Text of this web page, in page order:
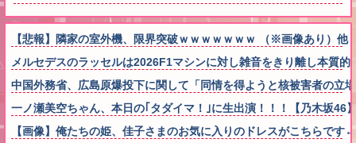
【悲報】隣家の室外機、限界突破ｗｗｗｗｗｗｗ （※画像あり）他
メルセデスのラッセルは2026F1マシンに対し雑音をきり離し本質
中国外務省、広島原爆投下に関して「同情を得ようと核被害者の立
一ノ瀬美空ちゃん、本日の｢タダイマ！｣に生出演！！！【乃木坂46
【画像】俺たちの姫、佳子さまのお気に入りのドレスがこちらで